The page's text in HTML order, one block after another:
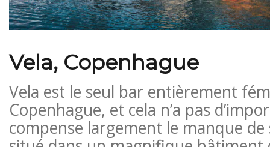
Vela, Copenhague
Vela est le seul bar entièrement
Copenhague, et cela n’a pas
compense largement le manque de